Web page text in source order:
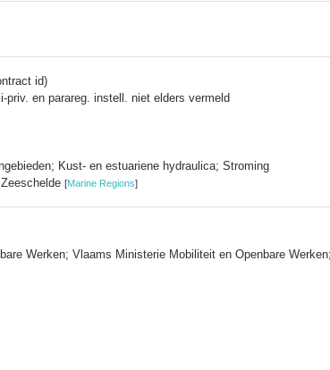
id)
priv. en parareg. instell. niet elders vermeld
Kust- en estuariene hydraulica; Stroming
[Marine Regions]
Werken; Vlaams Ministerie Mobiliteit en Openbare